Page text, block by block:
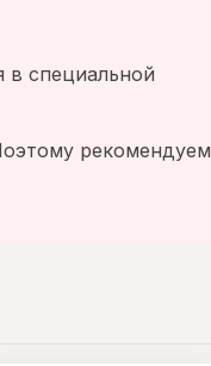
в специальной
рекомендуем